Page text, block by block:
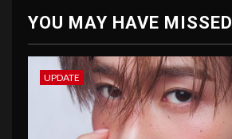
YOU MAY HAVE MISSED
UPDATE